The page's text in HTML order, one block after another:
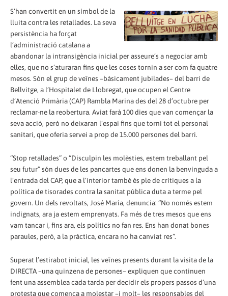
S’han convertit en un símbol de la
lluita contra les retallades. La seva
persistència ha forçat
l’administració catalana a
abandonar la intransigència inicial per asseure’s a negociar amb
elles, que no s’aturaran fins que les coses tornin a ser com fa quatre
mesos. Són el grup de veïnes –bàsicament jubilades– del barri de
Bellvitge, a l’Hospitalet de Llobregat, que ocupen el Centre
d’Atenció Primària (CAP) Rambla Marina des del 28 d’octubre per
reclamar-ne la reobertura. Aviat farà 100 dies que van començar la
seva acció, però no deixaran l’espai fins que torni tot el personal
sanitari, que oferia servei a prop de 15.000 persones del barri.
“Stop retallades” o “Disculpin les molèsties, estem treballant pel
seu futur” són dues de les pancartes que ens donen la benvinguda a
l’entrada del CAP, que a l’interior també és ple de crítiques a la
política de tisorades contra la sanitat pública duta a terme pel
govern. Un dels revoltats, José María, denuncia: “No només estem
indignats, ara ja estem emprenyats. Fa més de tres mesos que ens
vam tancar i, fins ara, els polítics no fan res. Ens han donat bones
paraules, però, a la pràctica, encara no ha canviat res”.
Superat l’estirabot inicial, les veïnes presents durant la visita de la
DIRECTA –una quinzena de persones– expliquen que continuen
fent una assemblea cada tarda per decidir els propers passos d’una
protesta que comença a molestar –i molt– les responsables del